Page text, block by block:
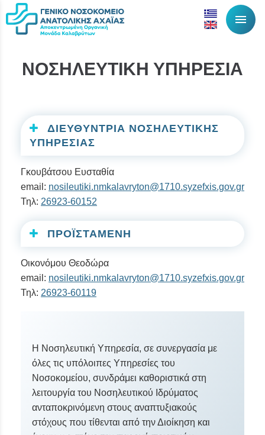
menu
ΝΟΣΗΛΕΥΤΙΚΗ ΥΠΗΡΕΣΙΑ
ΔΙΕΥΘΥΝΤΡΙΑ ΝΟΣΗΛΕΥΤΙΚΗΣ
ΥΠΗΡΕΣΙΑΣ
Γκουβάτσου Ευσταθία
email: nosileutiki.nmkalavryton@1710.syzefxis.gov.gr
Τηλ: 26923-60152
ΠΡΟΪΣΤΑΜΕΝΗ
Οικονόμου Θεοδώρα
email: nosileutiki.nmkalavryton@1710.syzefxis.gov.gr
Τηλ: 26923-60119
Η Νοσηλευτική Υπηρεσία, σε συνεργασία με
όλες τις υπόλοιπες Υπηρεσίες του
Νοσοκομείου, συνδράμει καθοριστικά στη
λειτουργία του Νοσηλευτικού Ιδρύματος
ανταποκρινόμενη στους αναπτυξιακούς
στόχους που τίθενται από την Διοίκηση και